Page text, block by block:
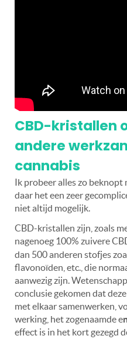
CBD-kristallen
andere
cannabis
Ik probeer alles zo beknopt
daar het een zeer
niet altijd mogelijk.
CBD-kristallen zijn, zoals
nagenoeg 100% zuivere
dan 500 anderen stofjes
flavonoïden, etc., die
aanwezig zijn.
conclusie gekomen dat
met elkaar samenwerken,
werking, het zogenaamde e
effect is in het kort gezegd